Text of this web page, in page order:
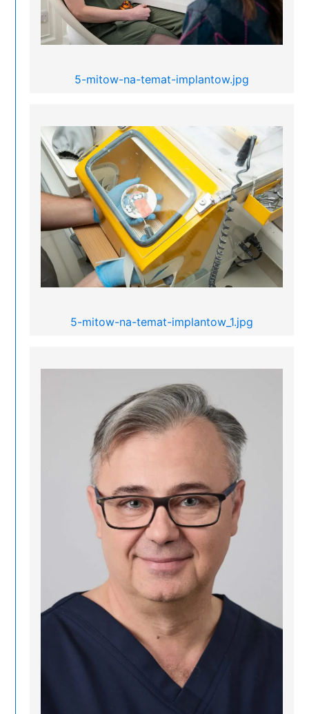
5-mitow-na-temat-implantow.jpg
5-mitow-na-temat-implantow_1.jpg